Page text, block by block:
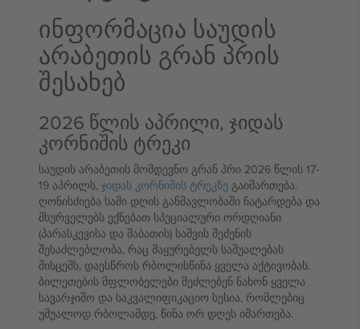
ინფორმაცია საუდის
არაბეთის გრან პრის
შესახებ
2026 წლის აპრილი, ჯიდას
კორნიშის ტრეკი
საუდის არაბეთის მომდევნო გრან პრი 2026 წლის 17-
19 აპრილს, ჯიდას კორნიშის ტრეკზე გაიმართება.
ღონისძიება სამი დღის განმავლობაში ჩატარდება და
მსურველებს ექნებათ სპეციალური ორდღიანი
(პარასკევისა და შაბათის) საშვის შეძენის
შესაძლებლობა, რაც მაყურებელს საშუალებას
მისცემს, დაესწროს რბოლისწინა ყველა აქტივობას.
ბილეთების მფლობელები შეძლებენ ნახონ ყველა
სავარჯიშო და საკვალიფიკაციო სესია, რომლებიც
უშუალოდ რბოლამდე, წინა ორ დღეს იმართება.